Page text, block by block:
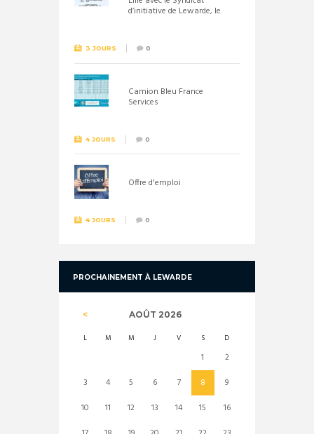
d’initiative de Lewarde, le
3 JOURS 0
Camion Bleu France
Services
4 JOURS 0
Offre d'emploi
4 JOURS 0
PROCHAINEMENT À LEWARDE
AOÛT 2026
L M M J V S D
1
2
3
4 5 6 7 8
9
10
11 12 13 14 15
16